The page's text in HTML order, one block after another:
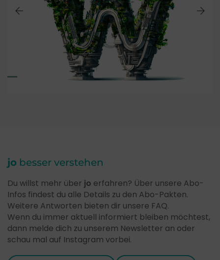
jo besser verstehen
Du willst mehr über jo erfahren? Über unsere Abo-
Infos findest du alle Details zu den Abo-Pakten.
Weitere Antworten bieten dir unsere FAQ.
Wenn du immer aktuell informiert bleiben möchtest,
dann melde dich zu unserem Newsletter an oder
schau mal auf Instagram vorbei.